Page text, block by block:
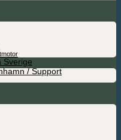
Sverige
/ Support